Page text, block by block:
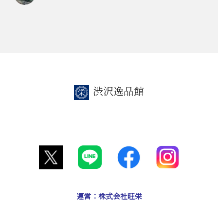
渋沢逸品館
運営：株式会社旺栄